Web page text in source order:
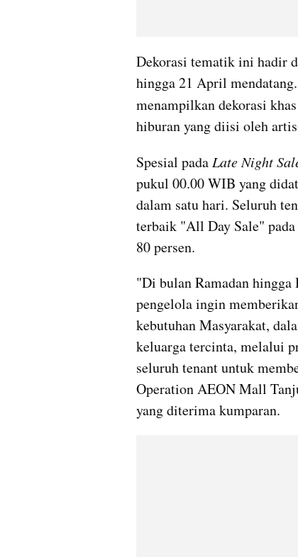
Dekorasi tematik ini hadir
hingga 21 April
menampilkan dekorasi
hiburan yang diisi oleh
Spesial pada Late Night
pukul 00.00 WIB yang
dalam satu hari. Seluruh
terbaik "All Day Sale"
80 persen.
"Di bulan Ramadan
pengelola ingin
kebutuhan Masyarakat,
keluarga tercinta, melalui
seluruh tenant untuk
Operation AEON Mall
yang diterima kumparan.